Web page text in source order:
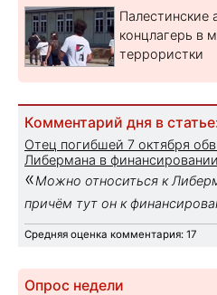
Палестинские
концлагерь в
террористки
Комментарий дня в
Отец погибшей 7 октября
Либермана в
«Можно относиться к
причём тут он к
Средняя оценка комментария: 17
Опрос недели